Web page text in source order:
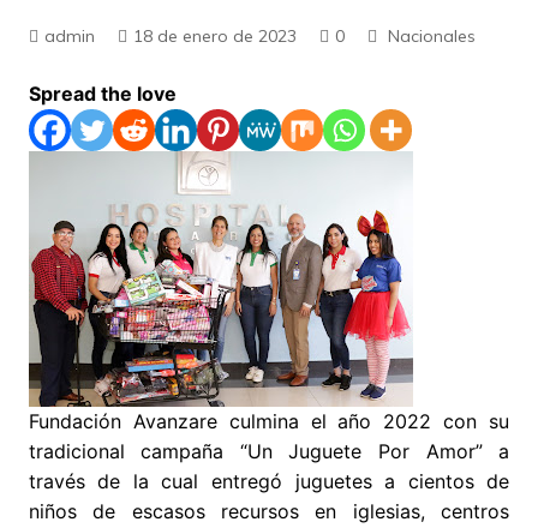
admin 18 de enero de 2023 0 Nacionales
Spread the love
Fundación Avanzare culmina el año 2022 con su
tradicional campaña “Un Juguete Por Amor” a
través de la cual entregó juguetes a cientos de
niños de escasos recursos en iglesias, centros